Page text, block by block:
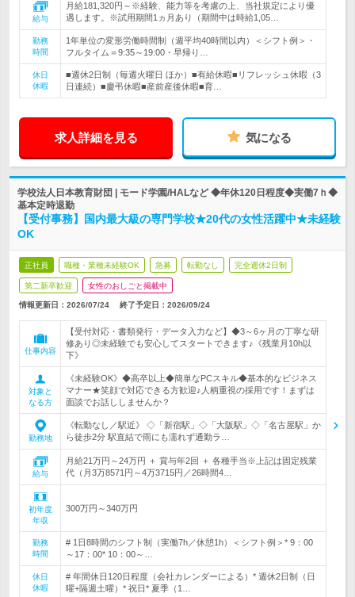
給与
月給181,320円～※経験、能力等を考慮の上、当社規定により優
遇します。※試用期間1ヵ月あり（期間中は時給1,05…
勤務
時間
1年単位の変形労働時間制（週平均40時間以内）＜シフト例＞・
フルタイム＝9:35～19:00・早帰り…
休日
休暇
■週休2日制（毎週火曜日 ほか）■有給休暇■リフレッシュ休暇（3
日連続）■慶弔休暇■産前産後休暇■育…
求人詳細を見る 気になる
学校法人日本教育財団 | モード学園/HALなど ◆年休120日程度◆実働7ｈ◆
基本定時退勤
【受付事務】国内最大級の専門学校★20代の女性活躍中★未経験
OK
正社員 職種・業種未経験OK 急募 転勤なし 完全週休2日制
第二新卒歓迎 女性のおしごと掲載中
情報更新日：2026/07/24 終了予定日： 2026/09/24
仕事内容
【受付対応・書類発行・データ入力など】◆3～6ヶ月の丁寧な研
修あり◎未経験でも安心してスタートできます♪《残業月10h以
下》
対象と
なる方
《未経験OK》◆高卒以上◆簡単なPCスキル◆基本的なビジネス
マナー★笑顔で対応できる方歓迎♪人柄重視の採用です！まずは
面談でお話ししませんか？
勤務地
《転勤なし／駅近》 ◇「新宿駅」◇「大阪駅」◇「名古屋駅」か
ら徒歩2分 駅直結で雨にも濡れず通勤ラ…
給与
月給21万円～24万円 ＋ 賞与年2回 ＋ 各種手当※上記は固定残業
代（月3万8571円～4万3715円／26時間4…
初年度
年収
300万円～340万円
勤務
時間
# 1日8時間のシフト制（実働7h／休憩1h）＜シフト例＞* 9：00
～17：00* 10：00～…
休日
休暇
# 年間休日120日程度（会社カレンダーによる）* 週休2日制（日
曜+隔週土曜）* 祝日* 夏季（1…